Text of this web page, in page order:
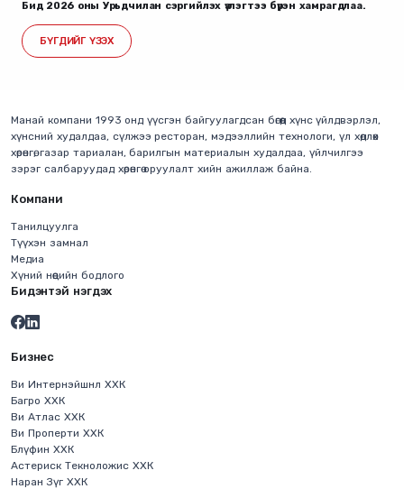
Бид 2026 оны Урьдчилан сэргийлэх үзлэгтээ бүрэн хамрагдлаа.
БҮГДИЙГ ҮЗЭХ
Манай компани 1993 онд үүсгэн байгуулагдсан бөгөөд хүнс үйлдвэрлэл,
хүнсний худалдаа, сүлжээ ресторан, мэдээллийн технологи, үл хөдлөх
хөрөнгө, газар тариалан, барилгын материалын худалдаа, үйлчилгээ
зэрэг салбаруудад хөрөнгө оруулалт хийн ажиллаж байна.
Компани
Танилцуулга
Түүхэн замнал
Медиа
Хүний нөөцийн бодлого
Бидэнтэй нэгдэх
Бизнес
Ви Интернэйшнл ХХК
Багро ХХК
Ви Атлас ХХК
Ви Проперти ХХК
Блүфин ХХК
Астериск Текноложис ХХК
Наран Зүг ХХК